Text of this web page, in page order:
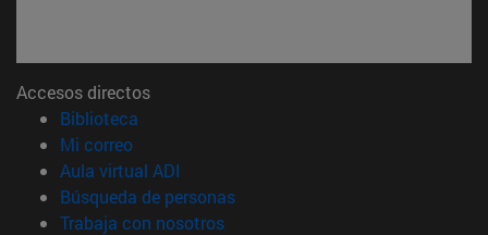
Accesos directos
Biblioteca
Mi correo(abre en nueva ventana)
Aula virtual ADI
Búsqueda de personas(abre en nueva ventana)
Trabaja con nosotros(abre en nueva ventana)